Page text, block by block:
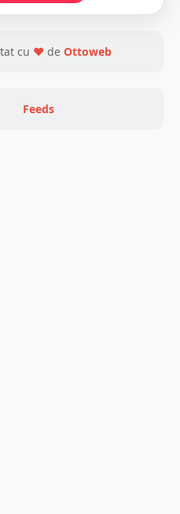
cu ❤ de Ottoweb
Feeds